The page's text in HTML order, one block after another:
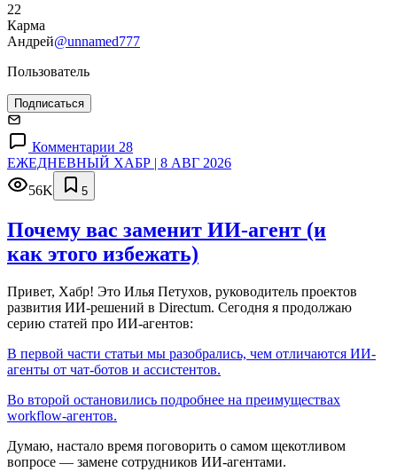
22
Карма
Андрей@unnamed777
Пользователь
Подписаться
Комментарии 28
ЕЖЕДНЕВНЫЙ ХАБР | 8 АВГ 2026
56K
5
Почему вас заменит ИИ‑агент (и
как этого избежать)
Привет, Хабр! Это Илья Петухов, руководитель проектов
развития ИИ-решений в Directum. Сегодня я продолжаю
серию статей про ИИ-агентов:
В первой части статьи мы разобрались, чем отличаются ИИ-
агенты от чат-ботов и ассистентов.
Во второй остановились подробнее на преимуществах
workflow-агентов.
Думаю, настало время поговорить о самом щекотливом
вопросе — замене сотрудников ИИ-агентами.